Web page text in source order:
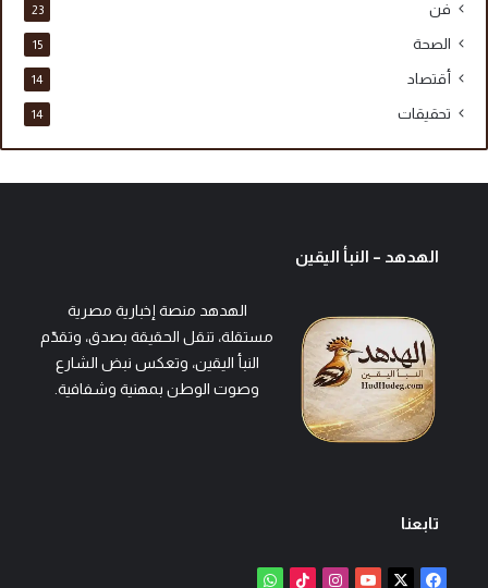
فن 23
الصحة 15
أقتصاد 14
تحقيقات 14
الهدهد – النبأ اليقين
الهدهد منصة إخبارية مصرية
مستقلة، تنقل الحقيقة بصدق، وتقدّم
النبأ اليقين، وتعكس نبض الشارع
وصوت الوطن بمهنية وشفافية.
تابعنا
فيسبوك ‫YouTubeانستقرام‫TikTok